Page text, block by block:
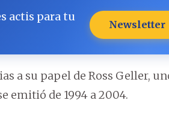
actis para tu
Newsletter
a su papel de Ross Geller,
emitió de 1994 a 2004.